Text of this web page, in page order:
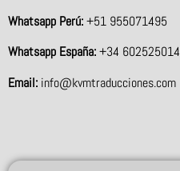
Whatsapp Perú:+51 955071495
Whatsapp España:+34 602525014
Email: info@kvmtraducciones.com